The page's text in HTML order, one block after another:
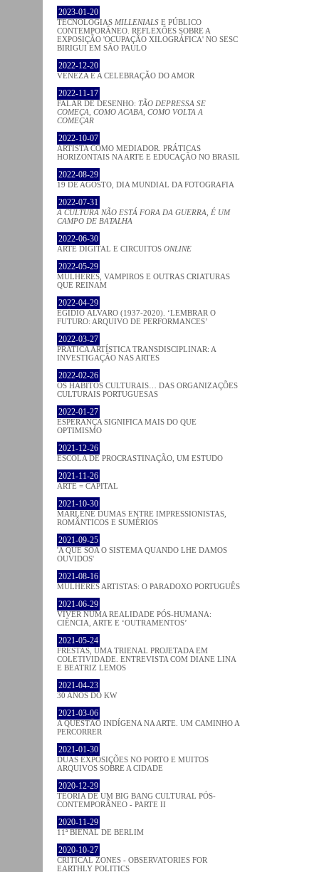
2023-01-20
TECNOLOGIAS MILLENIALS E PÚBLICO
CONTEMPORÂNEO. REFLEXÕES SOBRE A
EXPOSIÇÃO 'OCUPAÇÃO XILOGRÁFICA' NO SESC
BIRIGUI EM SÃO PAULO
2022-12-20
VENEZA E A CELEBRAÇÃO DO AMOR
2022-11-17
FALAR DE DESENHO: TÃO DEPRESSA SE
COMEÇA, COMO ACABA, COMO VOLTA A
COMEÇAR
2022-10-07
ARTISTA COMO MEDIADOR. PRÁTICAS
HORIZONTAIS NA ARTE E EDUCAÇÃO NO BRASIL
2022-08-29
19 DE AGOSTO, DIA MUNDIAL DA FOTOGRAFIA
2022-07-31
A CULTURA NÃO ESTÁ FORA DA GUERRA, É UM
CAMPO DE BATALHA
2022-06-30
ARTE DIGITAL E CIRCUITOS ONLINE
2022-05-29
MULHERES, VAMPIROS E OUTRAS CRIATURAS
QUE REINAM
2022-04-29
EGÍDIO ÁLVARO (1937-2020). ‘LEMBRAR O
FUTURO: ARQUIVO DE PERFORMANCES’
2022-03-27
PRATICA ARTÍSTICA TRANSDISCIPLINAR: A
INVESTIGAÇÃO NAS ARTES
2022-02-26
OS HÁBITOS CULTURAIS… DAS ORGANIZAÇÕES
CULTURAIS PORTUGUESAS
2022-01-27
ESPERANÇA SIGNIFICA MAIS DO QUE
OPTIMISMO
2021-12-26
ESCOLA DE PROCRASTINAÇÃO, UM ESTUDO
2021-11-26
ARTE = CAPITAL
2021-10-30
MARLENE DUMAS ENTRE IMPRESSIONISTAS,
ROMÂNTICOS E SUMÉRIOS
2021-09-25
'A QUE SOA O SISTEMA QUANDO LHE DAMOS
OUVIDOS'
2021-08-16
MULHERES ARTISTAS: O PARADOXO PORTUGUÊS
2021-06-29
VIVER NUMA REALIDADE PÓS-HUMANA:
CIÊNCIA, ARTE E ‘OUTRAMENTOS’
2021-05-24
FRESTAS, UMA TRIENAL PROJETADA EM
COLETIVIDADE. ENTREVISTA COM DIANE LINA
E BEATRIZ LEMOS
2021-04-23
30 ANOS DO KW
2021-03-06
A QUESTÃO INDÍGENA NA ARTE. UM CAMINHO A
PERCORRER
2021-01-30
DUAS EXPOSIÇÕES NO PORTO E MUITOS
ARQUIVOS SOBRE A CIDADE
2020-12-29
TEORIA DE UM BIG BANG CULTURAL PÓS-
CONTEMPORÂNEO - PARTE II
2020-11-29
11ª BIENAL DE BERLIM
2020-10-27
CRITICAL ZONES - OBSERVATORIES FOR
EARTHLY POLITICS